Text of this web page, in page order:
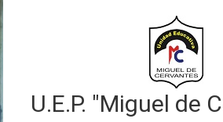
U.E.P. "Miguel de